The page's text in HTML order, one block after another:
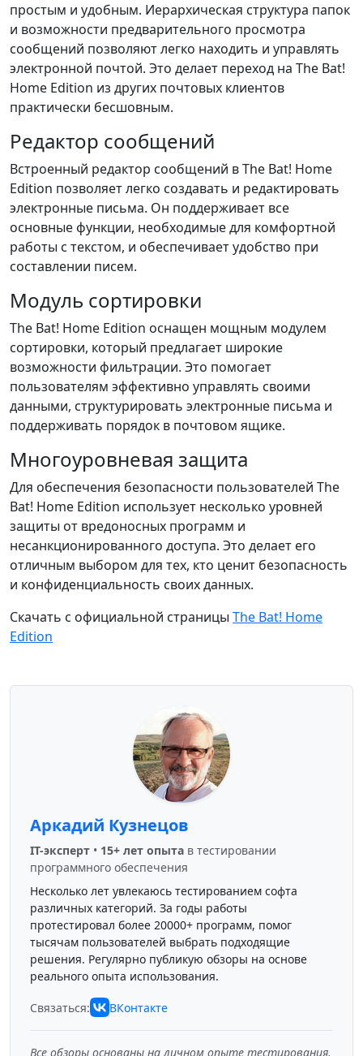
простым и удобным. Иерархическая структура папок
и возможности предварительного просмотра
сообщений позволяют легко находить и управлять
электронной почтой. Это делает переход на The Bat!
Home Edition из других почтовых клиентов
практически бесшовным.
Редактор сообщений
Встроенный редактор сообщений в The Bat! Home
Edition позволяет легко создавать и редактировать
электронные письма. Он поддерживает все
основные функции, необходимые для комфортной
работы с текстом, и обеспечивает удобство при
составлении писем.
Модуль сортировки
The Bat! Home Edition оснащен мощным модулем
сортировки, который предлагает широкие
возможности фильтрации. Это помогает
пользователям эффективно управлять своими
данными, структурировать электронные письма и
поддерживать порядок в почтовом ящике.
Многоуровневая защита
Для обеспечения безопасности пользователей The
Bat! Home Edition использует несколько уровней
защиты от вредоносных программ и
несанкционированного доступа. Это делает его
отличным выбором для тех, кто ценит безопасность
и конфиденциальность своих данных.
Скачать с официальной страницы The Bat! Home
Edition
Аркадий Кузнецов
IT-эксперт • 15+ лет опыта в тестировании
программного обеспечения
Несколько лет увлекаюсь тестированием софта
различных категорий. За годы работы
протестировал более 20000+ программ, помог
тысячам пользователей выбрать подходящие
решения. Регулярно публикую обзоры на основе
реального опыта использования.
Связаться: ВКонтакте
Все обзоры основаны на личном опыте тестирования.